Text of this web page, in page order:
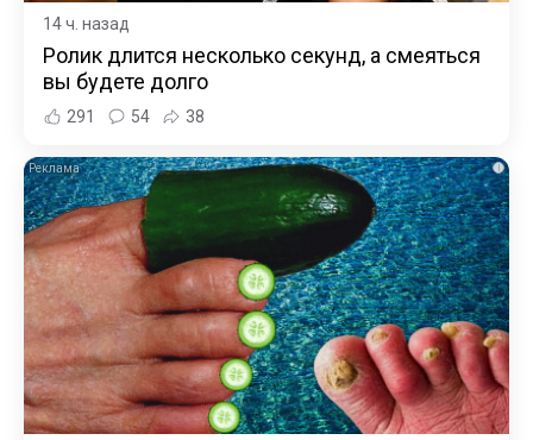
14 ч. назад
Ролик длится несколько секунд, а смеяться
вы будете долго
291 54 38
i